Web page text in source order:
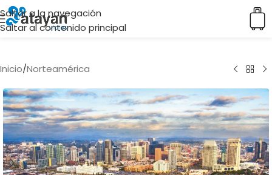
Saltar a la navegación
Saltar al contenido principal
Inicio/Norteamérica